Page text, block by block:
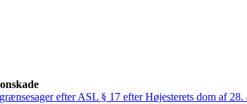
efter ASL § 17 efter Højesterets dom af